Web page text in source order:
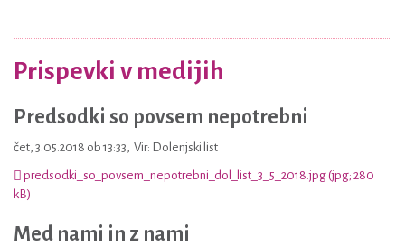
Prispevki v medijih
Predsodki so povsem nepotrebni
čet, 3.05.2018 ob 13:33, Vir: Dolenjski list
predsodki_so_povsem_nepotrebni_dol_list_3_5_2018.jpg (jpg; 280
kB)
Med nami in z nami